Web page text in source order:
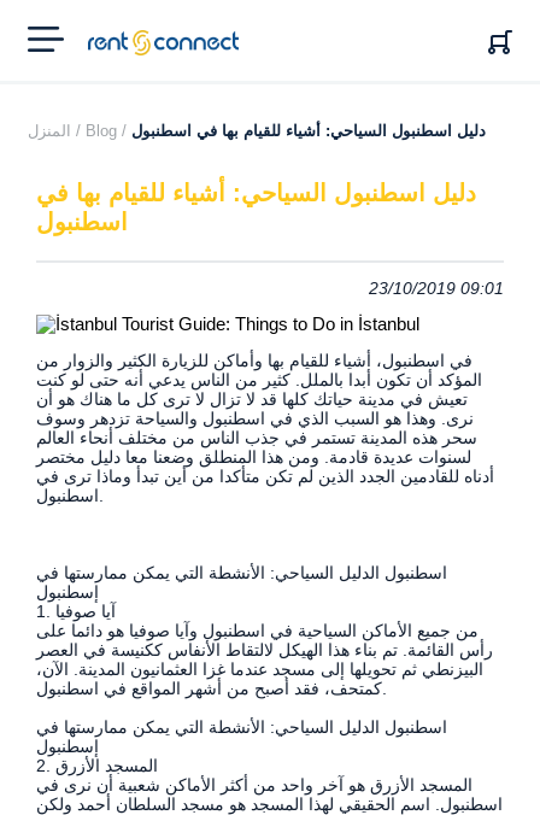
RENT'N
CONNECT
المنزل / Blog / دليل اسطنبول السياحي: أشياء للقيام بها في اسطنبول
دليل اسطنبول السياحي: أشياء للقيام بها في
اسطنبول
23/10/2019 09:01
في اسطنبول، أشياء للقيام بها وأماكن للزيارة الكثير والزوار من
المؤكد أن تكون أبدا بالملل. كثير من الناس يدعي أنه حتى لو كنت
تعيش في مدينة حياتك كلها قد لا تزال لا ترى كل ما هناك هو أن
نرى. وهذا هو السبب الذي في اسطنبول والسياحة تزدهر وسوف
سحر هذه المدينة تستمر في جذب الناس من مختلف أنحاء العالم
لسنوات عديدة قادمة. ومن هذا المنطلق وضعنا معا دليل مختصر
أدناه للقادمين الجدد الذين لم تكن متأكدا من أين تبدأ وماذا ترى في
اسطنبول الدليل السياحي: الأنشطة التي يمكن ممارستها في
إسطنبول
1. آيا صوفيا
من جميع الأماكن السياحية في اسطنبول وآيا صوفيا هو دائما على
رأس القائمة. تم بناء هذا الهيكل لالتقاط الأنفاس ككنيسة في العصر
البيزنطي ثم تحويلها إلى مسجد عندما غزا العثمانيون المدينة. الآن،
اسطنبول الدليل السياحي: الأنشطة التي يمكن ممارستها في
إسطنبول
2. المسجد الأزرق
المسجد الأزرق هو آخر واحد من أكثر الأماكن شعبية أن نرى في
اسطنبول. اسم الحقيقي لهذا المسجد هو مسجد السلطان أحمد ولكن